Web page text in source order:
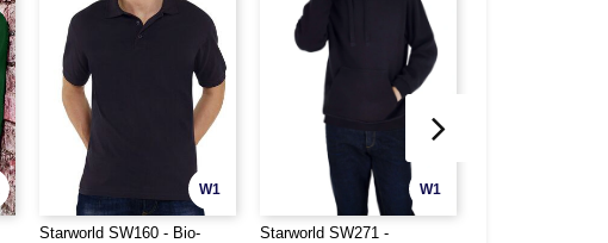
W1
Starworld SW160 - Bio-
W1
Starworld SW271 -